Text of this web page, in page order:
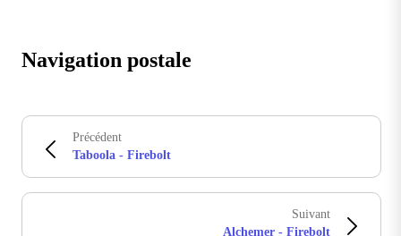
Navigation postale
Précédent
Taboola - Firebolt
Suivant
Alchemer - Firebolt